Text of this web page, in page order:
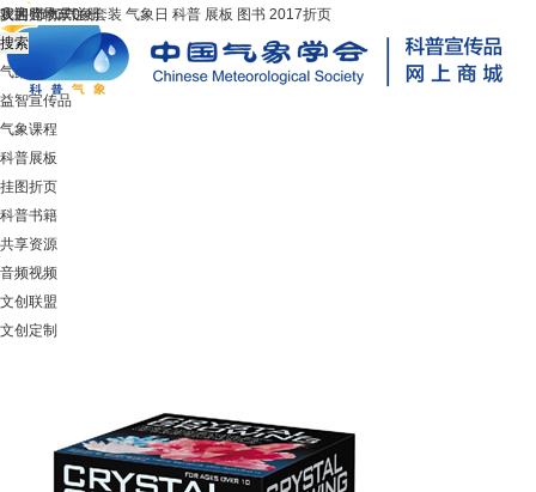
灾害 节气 气象套装 气象日 科普 展板 图书 2017折页
欢迎登录或注册
我的购物车0
首页
场馆展项
气象宣传品
益智宣传品
气象课程
科普展板
挂图折页
科普书籍
共享资源
音频视频
文创联盟
文创定制